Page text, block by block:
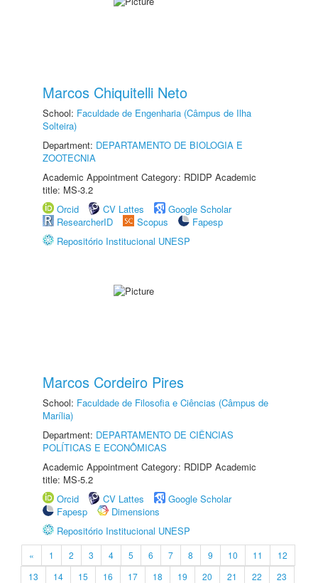
Marcos Chiquitelli Neto
School: Faculdade de Engenharia (Câmpus de Ilha
Solteira)
Department: DEPARTAMENTO DE BIOLOGIA E
ZOOTECNIA
Academic Appointment Category: RDIDP Academic
title: MS-3.2
Orcid
CV Lattes
Google Scholar
ResearcherID
Scopus
Fapesp
Repositório Institucional UNESP
Marcos Cordeiro Pires
School: Faculdade de Filosofia e Ciências (Câmpus de
Marília)
Department: DEPARTAMENTO DE CIÊNCIAS
POLÍTICAS E ECONÔMICAS
Academic Appointment Category: RDIDP Academic
title: MS-5.2
Orcid
CV Lattes
Google Scholar
Fapesp
Dimensions
Repositório Institucional UNESP
« 1 2 3 4 5 6 7 8 9 10 11
12
13
14 15 16 17 18 19 20 21 22
23